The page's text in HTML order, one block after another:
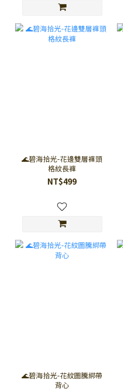
🌊碧海拾光-花邊雙層褲頭
格紋長褲
NT$499
🌊碧海拾光-花紋圖騰綁帶
背心